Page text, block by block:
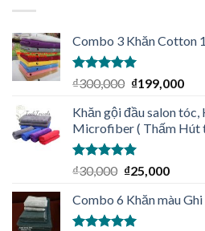
Combo 3 Khăn Cotton
Được xếp
hạng
sao
₫300,000 ₫199,000
Khăn gội đầu salon
Microfiber ( Thấm Hút
Được xếp
hạng
sao
₫30,000 ₫25,000
Combo 6 Khăn màu